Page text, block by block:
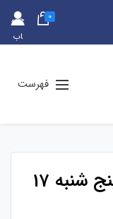
حس
اب
0
فهرست
تحلیل تکنیکال اتریوم؛ پنج شنبه 17